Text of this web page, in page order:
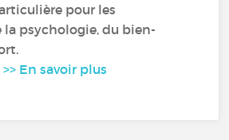
pour les
la psychologie, du bien-
>> En savoir plus